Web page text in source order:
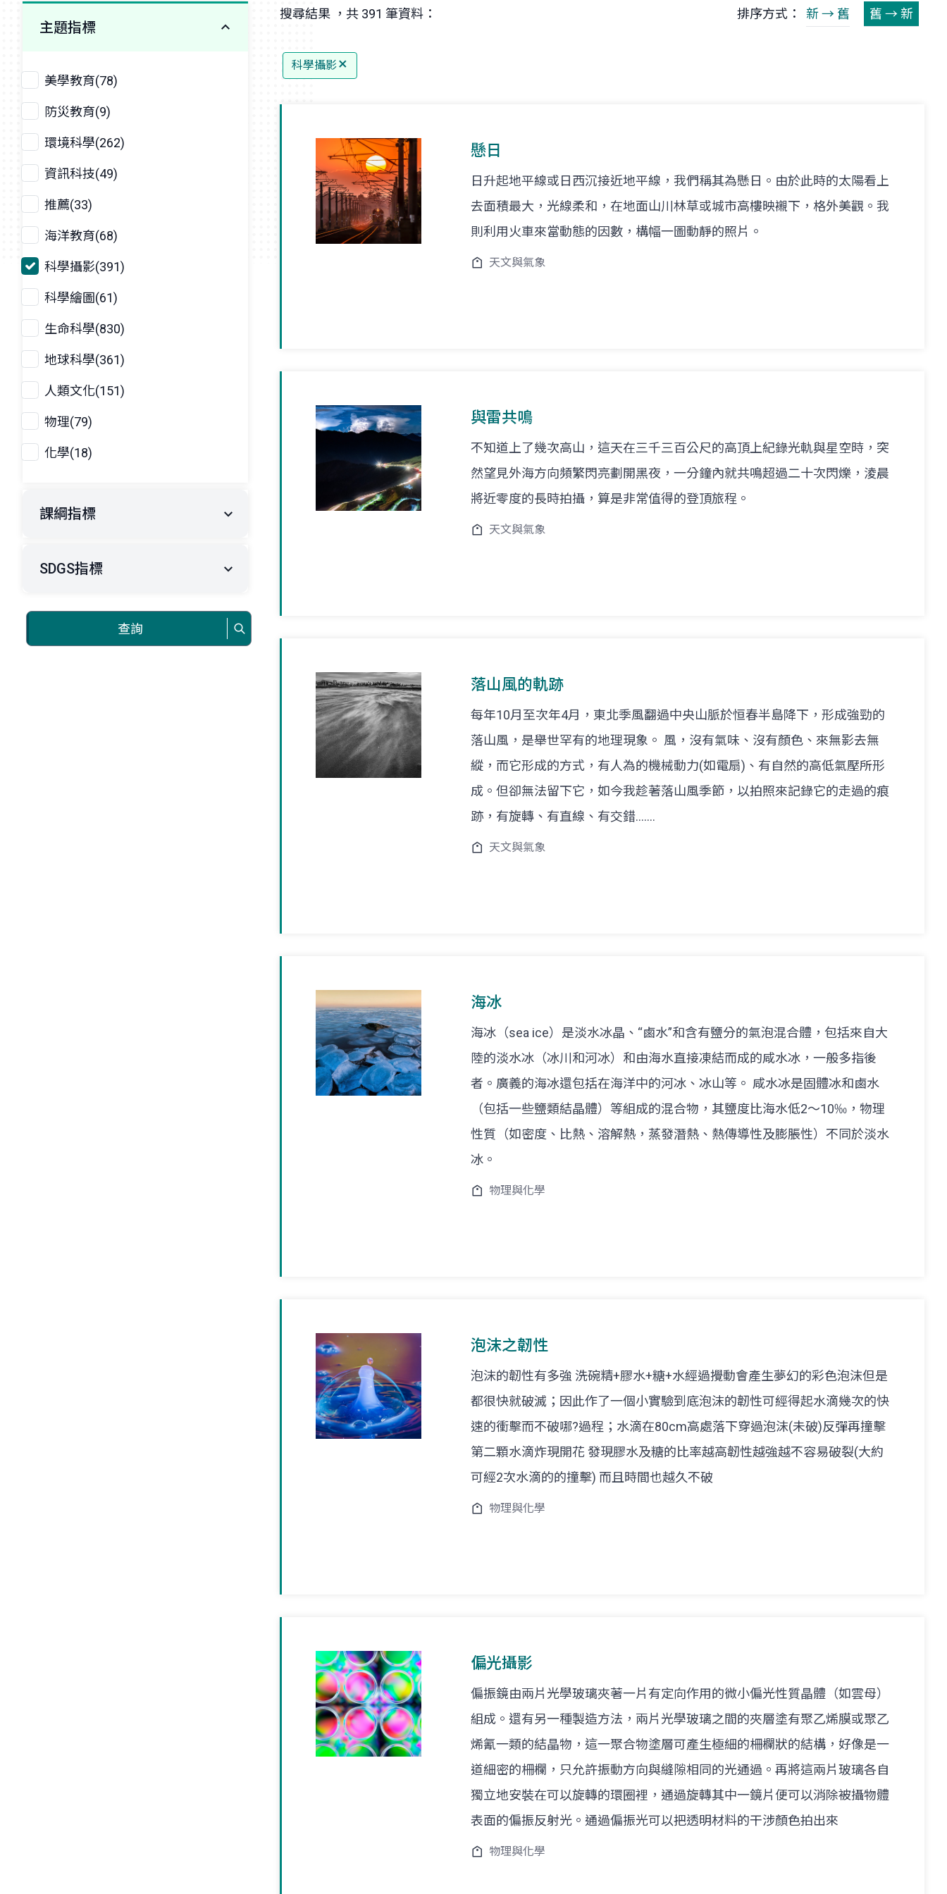
主題指標
美學教育(78)
防災教育(9)
環境科學(262)
資訊科技(49)
推薦(33)
海洋教育(68)
科學攝影(391)
科學繪圖(61)
生命科學(830)
地球科學(361)
人類文化(151)
物理(79)
化學(18)
課綱指標
SDGS指標
查詢
搜尋結果 ，共 391 筆資料： 排序方式： 新 → 舊 舊 → 新
科學攝影
懸日
日升起地平線或日西沉接近地平線，我們稱其為懸日。由於此時的太陽看上
去面積最大，光線柔和，在地面山川林草或城市高樓映襯下，格外美觀。我
則利用火車來當動態的因數，構幅一圖動靜的照片。
天文與氣象
與雷共鳴
不知道上了幾次高山，這天在三千三百公尺的高頂上紀錄光軌與星空時，突
然望見外海方向頻繁閃亮劃開黑夜，一分鐘內就共鳴超過二十次閃爍，淩晨
將近零度的長時拍攝，算是非常值得的登頂旅程。
天文與氣象
落山風的軌跡
每年10月至次年4月，東北季風翻過中央山脈於恒春半島降下，形成強勁的
落山風，是舉世罕有的地理現象。 風，沒有氣味、沒有顏色、來無影去無
縱，而它形成的方式，有人為的機械動力(如電扇)、有自然的高低氣壓所形
成。但卻無法留下它，如今我趁著落山風季節，以拍照來記錄它的走過的痕
跡，有旋轉、有直線、有交錯.......
天文與氣象
海冰
海冰（sea ice）是淡水冰晶、“鹵水”和含有鹽分的氣泡混合體，包括來自大
陸的淡水冰（冰川和河冰）和由海水直接凍結而成的咸水冰，一般多指後
者。廣義的海冰還包括在海洋中的河冰、冰山等。 咸水冰是固體冰和鹵水
（包括一些鹽類結晶體）等組成的混合物，其鹽度比海水低2～10‰，物理
性質（如密度、比熱、溶解熱，蒸發潛熱、熱傳導性及膨脹性）不同於淡水
冰。
物理與化學
泡沫之韌性
泡沫的韌性有多強 洗碗精+膠水+糖+水經過攪動會產生夢幻的彩色泡沫但是
都很快就破滅；因此作了一個小實驗到底泡沫的韌性可經得起水滴幾次的快
速的衝擊而不破哪?過程；水滴在80cm高處落下穿過泡沫(未破)反彈再撞擊
第二顆水滴炸現開花 發現膠水及糖的比率越高韌性越強越不容易破裂(大約
可經2次水滴的的撞擊) 而且時間也越久不破
物理與化學
偏光攝影
偏振鏡由兩片光學玻璃夾著一片有定向作用的微小偏光性質晶體（如雲母）
組成。還有另一種製造方法，兩片光學玻璃之間的夾層塗有聚乙烯膜或聚乙
烯氰一類的結晶物，這一聚合物塗層可產生極細的柵欄狀的結構，好像是一
道細密的柵欄，只允許振動方向與縫隙相同的光通過。再將這兩片玻璃各自
獨立地安裝在可以旋轉的環圈裡，通過旋轉其中一鏡片便可以消除被攝物體
表面的偏振反射光。通過偏振光可以把透明材料的干涉顏色拍出來
物理與化學